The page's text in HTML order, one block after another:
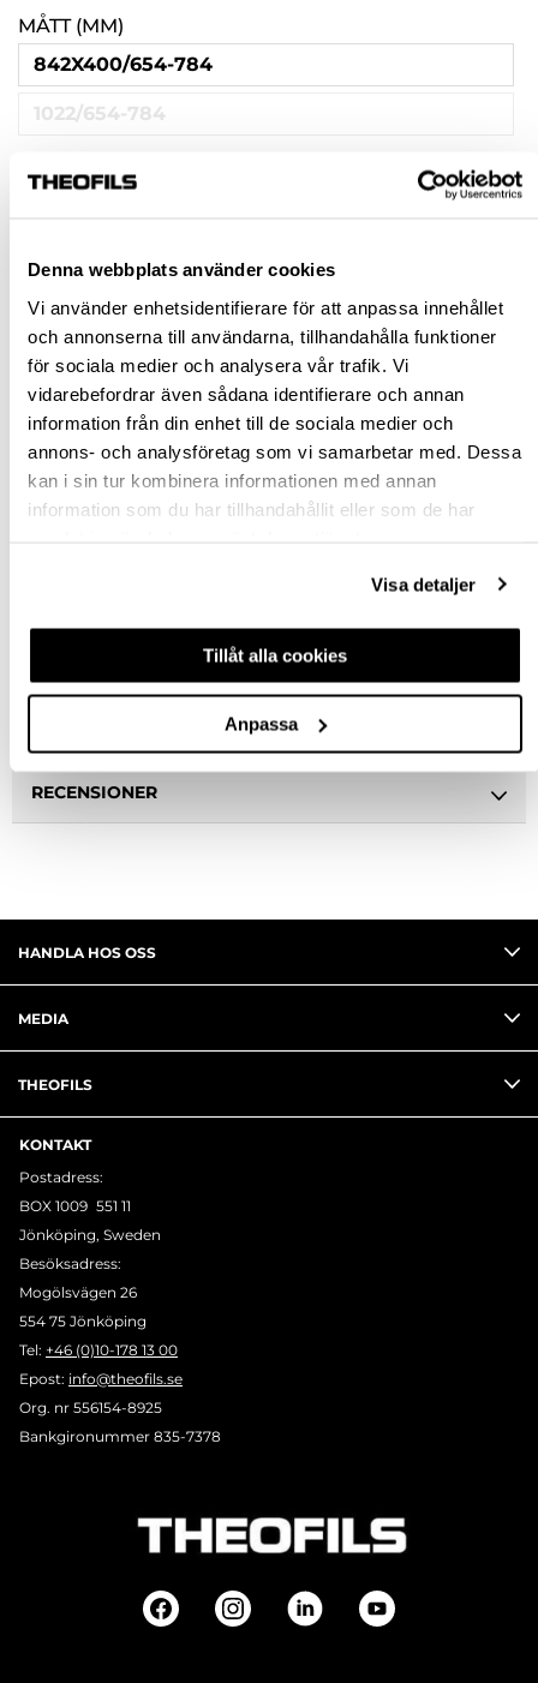
Denna webbplats använder cookies
Vi använder enhetsidentifierare för att anpassa innehållet
och annonserna till användarna, tillhandahålla funktioner
för sociala medier och analysera vår trafik. Vi
vidarebefordrar även sådana identifierare och annan
information från din enhet till de sociala medier och
annons- och analysföretag som vi samarbetar med. Dessa
kan i sin tur kombinera informationen med annan
information som du har tillhandahållit eller som de har
Visa detaljer
Tillåt alla cookies
Anpassa
MÅTT (MM)
842X400/654-784
1022/654-784
PASSAR SKÅP (INV. BREDD MM)
1050X550
st
VÄLJ VARIANT
Snabba leveranser
BESKRIVNING & FILER
RECENSIONER
HANDLA HOS OSS
MEDIA
THEOFILS
KONTAKT
Postadress:
BOX 1009 551 11
Jönköping, Sweden
Besöksadress:
Mogölsvägen 26
554 75 Jönköping
Tel: +46 (0)10-178 13 00
Epost: info@theofils.se
Org. nr 556154-8925
Bankgironummer 835-7378